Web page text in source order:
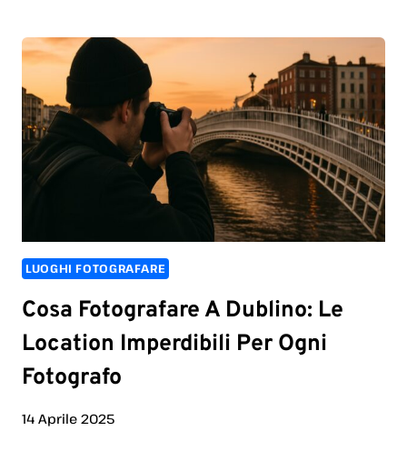
LUOGHI FOTOGRAFARE
Cosa Fotografare A Dublino: Le
Location Imperdibili Per Ogni
Fotografo
14 Aprile 2025